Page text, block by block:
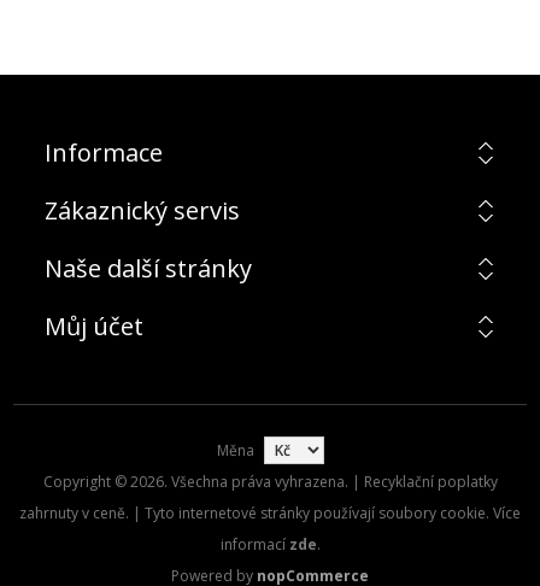
Informace
Zákaznický servis
Naše další stránky
Můj účet
Měna
Copyright © 2026. Všechna práva vyhrazena. | Recyklační poplatky
zahrnuty v ceně. | Tyto internetové stránky používají soubory cookie. Více
informací zde.
Powered by nopCommerce